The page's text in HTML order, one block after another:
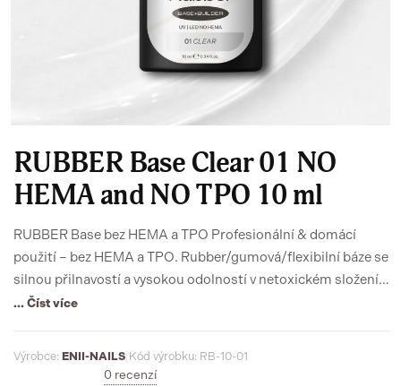
RUBBER Base Clear 01 NO
HEMA and NO TPO 10 ml
RUBBER Base bez HEMA a TPO Profesionální & domácí
použití – bez HEMA a TPO. Rubber/gumová/flexibilní báze se
silnou přilnavostí a vysokou odolností v netoxickém složení
22FREE. Výborná přilnavost a zpevnění přírodního nehtu
... Číst více
Výrobce: ENII-NAILS Kód výrobku: RB-10-01
0 recenzí